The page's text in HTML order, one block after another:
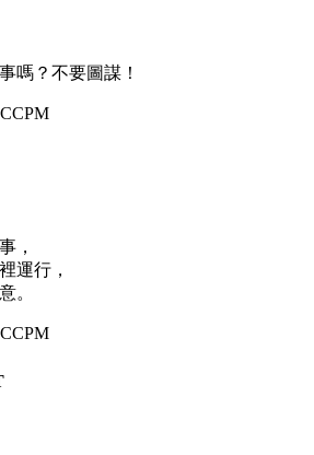
嗎？不要圖謀！
CCPM
，
運行，
。
CCPM